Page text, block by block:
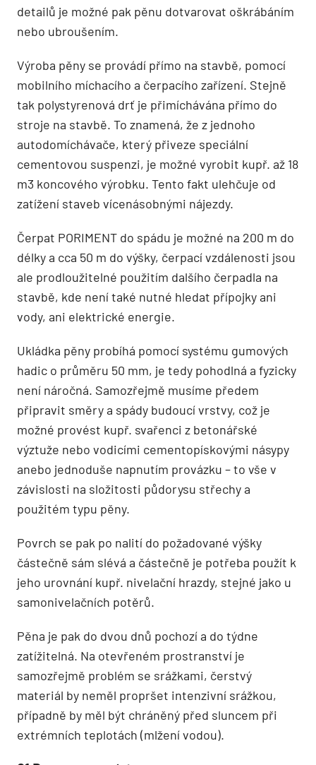
detailů je možné pak pěnu dotvarovat oškrábáním
nebo ubroušením.
Výroba pěny se provádí přímo na stavbě, pomocí
mobilního míchacího a čerpacího zařízení. Stejně
tak polystyrenová drť je přimíchávána přímo do
stroje na stavbě. To znamená, že z jednoho
autodomíchávače, který přiveze speciální
cementovou suspenzi, je možné vyrobit kupř. až 18
m3 koncového výrobku. Tento fakt ulehčuje od
zatížení staveb vícenásobnými nájezdy.
Čerpat PORIMENT do spádu je možné na 200 m do
délky a cca 50 m do výšky, čerpací vzdálenosti jsou
ale prodloužitelné použitím dalšího čerpadla na
stavbě, kde není také nutné hledat přípojky ani
vody, ani elektrické energie.
Ukládka pěny probíhá pomocí systému gumových
hadic o průměru 50 mm, je tedy pohodlná a fyzicky
není náročná. Samozřejmě musíme předem
připravit směry a spády budoucí vrstvy, což je
možné provést kupř. svařenci z betonářské
výztuže nebo vodicími cementopískovými násypy
anebo jednoduše napnutím provázku – to vše v
závislosti na složitosti půdorysu střechy a
použitém typu pěny.
Povrch se pak po nalití do požadované výšky
částečně sám slévá a částečně je potřeba použít k
jeho urovnání kupř. nivelační hrazdy, stejné jako u
samonivelačních potěrů.
Pěna je pak do dvou dnů pochozí a do týdne
zatížitelná. Na otevřeném prostranství je
samozřejmě problém se srážkami, čerstvý
materiál by neměl propršet intenzivní srážkou,
případně by měl být chráněný před sluncem při
extrémních teplotách (mlžení vodou).